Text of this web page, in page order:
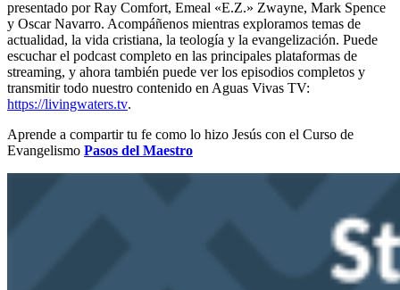
presentado por Ray Comfort, Emeal «E.Z.» Zwayne, Mark Spence
y Oscar Navarro. Acompáñenos mientras exploramos temas de
actualidad, la vida cristiana, la teología y la evangelización. Puede
escuchar el podcast completo en las principales plataformas de
streaming, y ahora también puede ver los episodios completos y
transmitir todo nuestro contenido en Aguas Vivas TV:
https://livingwaters.tv.
Aprende a compartir tu fe como lo hizo Jesús con el Curso de
Evangelismo Pasos del Maestro